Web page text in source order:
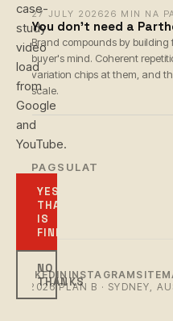
27 JULY 202626 MIN NA
You don't need a
Brand compounds by
buyer's mind. Coherent
variation chips at them, and
scale.
← PAGSULAT
LINKEDIN INSTAGRAM
© 2026 PLAN B · SYDNEY,
case-
study
video
load
from
Google
and
YouTube.
YES,
THAT
IS
FINE
NO
THANKS